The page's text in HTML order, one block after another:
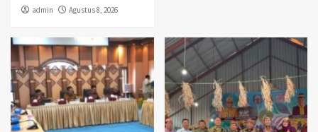
admin Agustus 8, 2026